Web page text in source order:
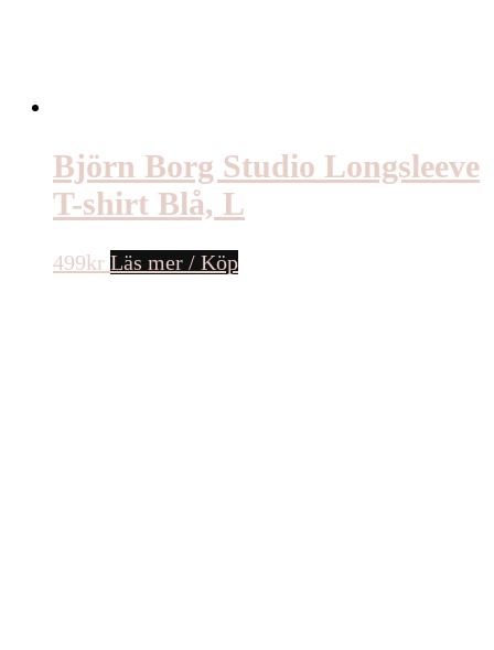
Björn Borg Studio Longsleeve
T-shirt Blå, L
499kr Läs mer / Köp